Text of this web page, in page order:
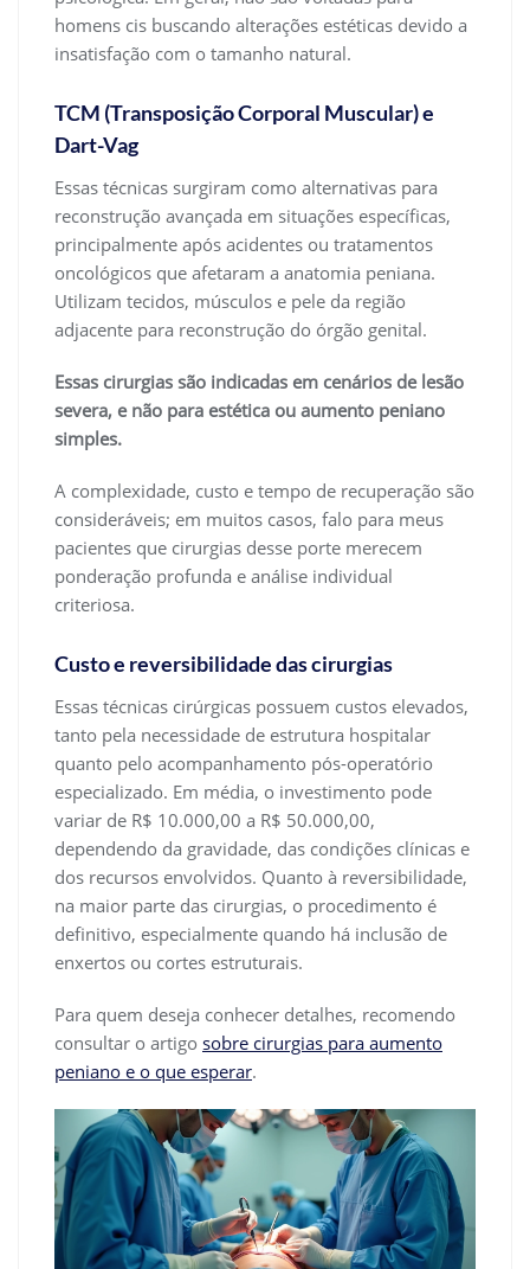
homens cis buscando alterações estéticas devido a
insatisfação com o tamanho natural.
TCM (Transposição Corporal Muscular) e
Dart-Vag
Essas técnicas surgiram como alternativas para
reconstrução avançada em situações específicas,
principalmente após acidentes ou tratamentos
oncológicos que afetaram a anatomia peniana.
Utilizam tecidos, músculos e pele da região
adjacente para reconstrução do órgão genital.
Essas cirurgias são indicadas em cenários de lesão
severa, e não para estética ou aumento peniano
simples.
A complexidade, custo e tempo de recuperação são
consideráveis; em muitos casos, falo para meus
pacientes que cirurgias desse porte merecem
ponderação profunda e análise individual
criteriosa.
Custo e reversibilidade das cirurgias
Essas técnicas cirúrgicas possuem custos elevados,
tanto pela necessidade de estrutura hospitalar
quanto pelo acompanhamento pós-operatório
especializado. Em média, o investimento pode
variar de R$ 10.000,00 a R$ 50.000,00,
dependendo da gravidade, das condições clínicas e
dos recursos envolvidos. Quanto à reversibilidade,
na maior parte das cirurgias, o procedimento é
definitivo, especialmente quando há inclusão de
enxertos ou cortes estruturais.
Para quem deseja conhecer detalhes, recomendo
consultar o artigo sobre cirurgias para aumento
peniano e o que esperar.